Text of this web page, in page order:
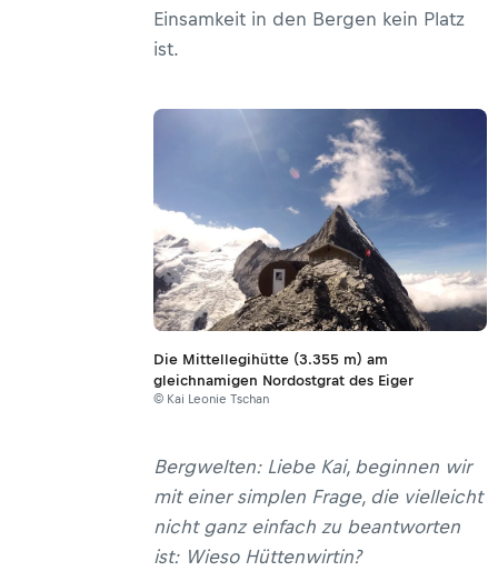
Einsamkeit in den Bergen kein Platz
ist.
Die Mittellegihütte (3.355 m) am
gleichnamigen Nordostgrat des Eiger
© Kai Leonie Tschan
Bergwelten: Liebe Kai, beginnen wir
mit einer simplen Frage, die vielleicht
nicht ganz einfach zu beantworten
ist: Wieso Hüttenwirtin?